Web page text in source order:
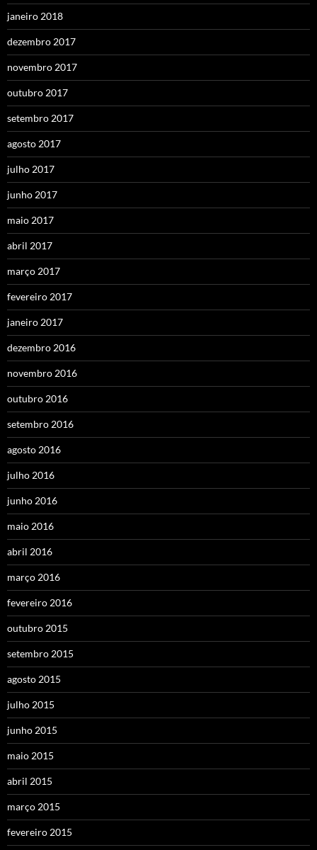
janeiro 2018
dezembro 2017
novembro 2017
outubro 2017
setembro 2017
agosto 2017
julho 2017
junho 2017
maio 2017
abril 2017
março 2017
fevereiro 2017
janeiro 2017
dezembro 2016
novembro 2016
outubro 2016
setembro 2016
agosto 2016
julho 2016
junho 2016
maio 2016
abril 2016
março 2016
fevereiro 2016
outubro 2015
setembro 2015
agosto 2015
julho 2015
junho 2015
maio 2015
abril 2015
março 2015
fevereiro 2015